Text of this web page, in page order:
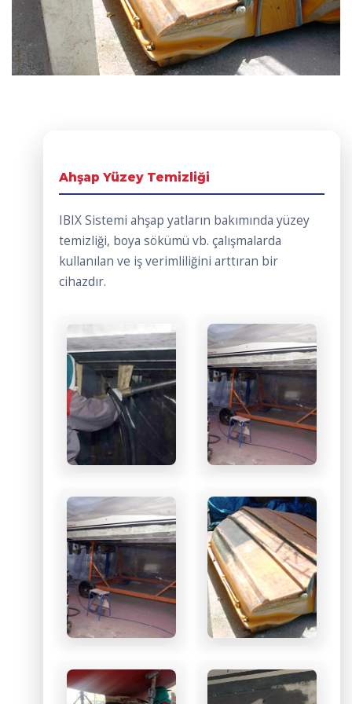
Ahşap Yüzey Temizliği
IBIX Sistemi ahşap yatların bakımında yüzey
temizliği, boya sökümü vb. çalışmalarda
kullanılan ve iş verimliliğini arttıran bir
cihazdır.